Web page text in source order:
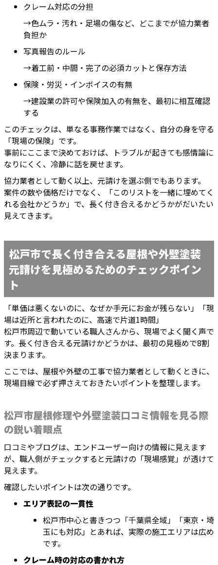
クレーム対応の分担
→色ムラ・汚れ・足場の傷など、どこまでが協力業者
負担か
写真報告のルール
→着工前・中間・完了の必須カットと保存方法
保険・労災・インボイスの有無
→建設業の許可や保険加入の有無を、最初に相互確認
する
このチェックは、単なる事務作業ではなく、自分の身を守る
「現場の保険」です。
事前にここまで決めておけば、トラブルが起きても感情論に
なりにくく、冷静に話を戻せます。
協力業者として動く以上、元請けを選ぶ側でもあります。
案件の数や価格だけでなく、「このリストを一緒に埋めてく
れる会社かどうか」で、長く付き合えるかどうかがだいたい
見えてきます。
松戸市で長く付き合える屋根や外壁塗装
元請けを見極めるためのチェックポイン
ト
「単価は悪くないのに、なぜか手元にお金が残らない」「現
場は近所と言われたのに、高速で片道1時間」
松戸市周辺で動いている職人さんから、現場でよく聞く声で
す。長く付き合える元請けかどうかは、最初の見極めで8割
決まります。
ここでは、屋根や外壁の工事で協力業者として動くときに、
現場目線で必ず押さえておきたいポイントを整理します。
松戸市屋根修理や外壁塗装口コミ情報を見る際
の鋭い着眼点
口コミやブログは、エンドユーザー向けの情報に見えます
が、職人側がチェックすると元請けの「現場感覚」が透けて
見えます。
確認したいポイントは次の通りです。
エリア表記の一貫性
松戸市中心と書きつつ「千葉県全域」「東京・埼
玉にも対応」とあれば、実際の施工エリアは広め
です。
クレーム時の対応の書かれ方